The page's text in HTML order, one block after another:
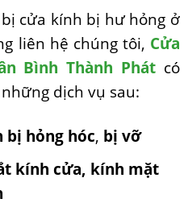
cửa kính bị hư hỏng ở
liên hệ chúng tôi, Cửa
Bình Thành Phát có
dịch vụ sau:
bị hỏng hóc, bị vỡ
kính cửa, kính mặt